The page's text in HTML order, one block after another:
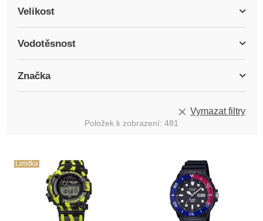
Velikost
Vodotěsnost
Značka
Vymazat filtry
Položek k zobrazení: 481
Limitka